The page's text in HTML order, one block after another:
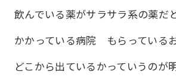
飲んでいる薬がサラサラ系の薬だ
かかっている病院 もらっている
どこから出ているかっていうのが